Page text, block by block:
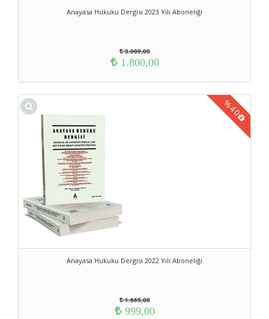
Anayasa Hukuku Dergisi 2023 Yılı Aboneliği
3.000,00
1.800,00
Anayasa Hukuku Dergisi 2022 Yılı Aboneliği
%40
1.665,00
999,00